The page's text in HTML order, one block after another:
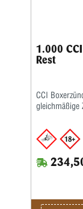
1.000
Rest
CCI
gleichmäßige